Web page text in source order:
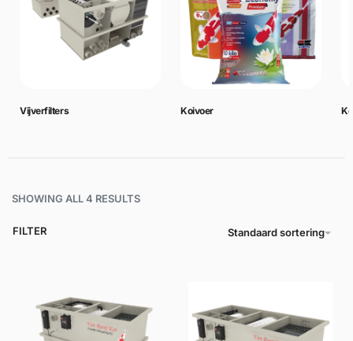
Vijverfilters Koivoer
SHOWING ALL 4 RESULTS
Standaard sortering
FILTER